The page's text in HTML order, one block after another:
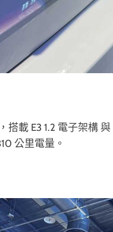
搭載 E3 1.2 電子架構
公里電量。